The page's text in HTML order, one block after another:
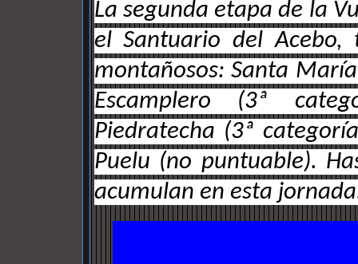
La segunda etapa de la
el Santuario del Acebo,
montañosos: Santa
Escamplero (3ª
Piedratecha (3ª
Puelu (no puntuable).
acumulan en esta